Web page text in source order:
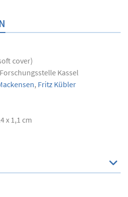
cover)
Kassel
, Fritz Kübler
x 1,1 cm